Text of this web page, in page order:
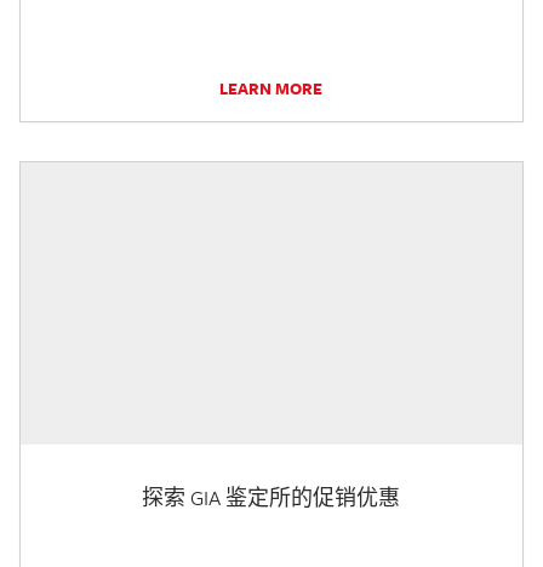
LEARN MORE
探索 GIA 鉴定所的促销优惠